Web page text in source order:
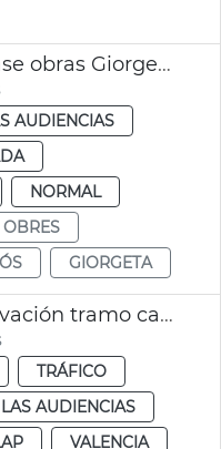
Finalización primera fase obras Giorgeta y Pérez Galdós València
AUDIENCIAS
NORMAL
OBRES
GIORGETA
JGL Adjudicación renovación tramo calzada las Cortes Valencianas
TRÁFICO
AUDIENCIAS
VALENCIA